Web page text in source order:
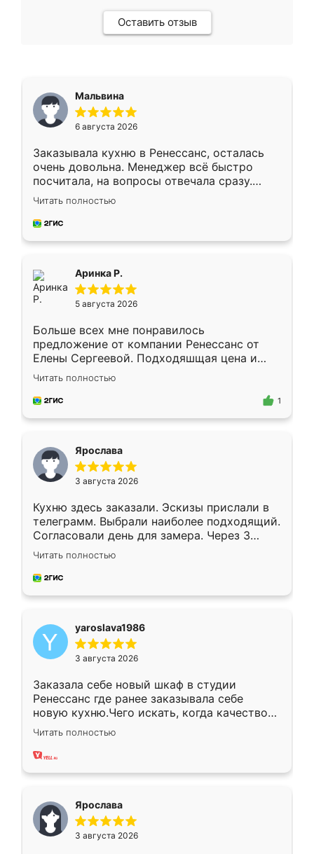
Оставить отзыв
Мальвина
6 августа 2026
Заказывала кухню в Ренессанс, осталась
очень довольна. Менеджер всё быстро
посчитала, на вопросы отвечала сразу.
Замерщик приехал в субботу, подошёл к
делу со всей ответственностью. Собрали
за день, ребята работали аккуратно, даже
Читать полностью
Аринка Р.
5 августа 2026
Больше всех мне понравилось
предложение от компании Ренессанс от
Елены Сергеевой. Подходяшщая цена и
короткие сроки изготовления. Приехавший
для замера сотрудник Владислав
предложил по моему эскизу самый
Читать полностью
1
Ярослава
3 августа 2026
Кухню здесь заказали. Эскизы прислали в
телеграмм. Выбрали наиболее подходящий.
Согласовали день для замера. Через 3
недели кухня была уже готова. Остались
довольны работой. Спасибо Ренессанс
мебель за качественную работу!
Читать полностью
yaroslava1986
3 августа 2026
Заказала себе новый шкаф в студии
Ренессанс где ранее заказывала себе
новую кухню.Чего искать, когда качеством
вполне довольна. Служит кухня уже почти
два года, нареканий нет.
Читать полностью
Ярослава
3 августа 2026